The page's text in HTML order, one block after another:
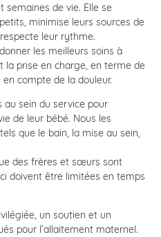
semaines de vie. Elle se
minimise leurs sources de
leur rythme.
les meilleurs soins à
la prise en charge, en terme de
compte de la douleur.
au sein du service pour
de leur bébé. Nous les
que le bain, la mise au sein,
des frères et sœurs sont
doivent être limitées en temps
un soutien et un
pour l’allaitement maternel.